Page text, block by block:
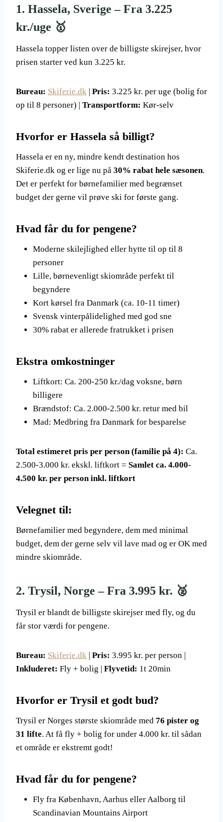
1. Hassela, Sverige – Fra 3.225
kr./uge 🥇
Hassela topper listen over de billigste skirejser, hvor
prisen starter ved kun 3.225 kr.
Bureau: Skiferie.dk | Pris: 3.225 kr. per uge (bolig for
op til 8 personer) | Transportform: Kør-selv
Hvorfor er Hassela så billigt?
Hassela er en ny, mindre kendt destination hos
Skiferie.dk og er lige nu på 30% rabat hele sæsonen.
Det er perfekt for børnefamilier med begrænset
budget der gerne vil prøve ski for første gang.
Hvad får du for pengene?
Moderne skilejlighed eller hytte til op til 8
personer
Lille, børnevenligt skiområde perfekt til
begyndere
Kort kørsel fra Danmark (ca. 10-11 timer)
Svensk vinterpålidelighed med god sne
30% rabat er allerede fratrukket i prisen
Ekstra omkostninger
Liftkort: Ca. 200-250 kr./dag voksne, børn
billigere
Brændstof: Ca. 2.000-2.500 kr. retur med bil
Mad: Medbring fra Danmark for besparelse
Total estimeret pris per person (familie på 4): Ca.
2.500-3.000 kr. ekskl. liftkort = Samlet ca. 4.000-
4.500 kr. per person inkl. liftkort
Velegnet til:
Børnefamilier med begyndere, dem med minimal
budget, dem der gerne selv vil lave mad og er OK med
mindre skiområde.
2. Trysil, Norge – Fra 3.995 kr. 🥈
Trysil er blandt de billigste skirejser med fly, og du
får stor værdi for pengene.
Bureau: Skiferie.dk | Pris: 3.995 kr. per person |
Inkluderet: Fly + bolig | Flyvetid: 1t 20min
Hvorfor er Trysil et godt bud?
Trysil er Norges største skiområde med 76 pister og
31 lifte. At få fly + bolig for under 4.000 kr. til sådan
et område er ekstremt godt!
Hvad får du for pengene?
Fly fra København, Aarhus eller Aalborg til
Scandinavian Mountains Airport